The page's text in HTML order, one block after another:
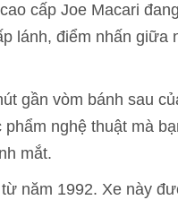
cấp Joe Macari
lánh, điểm nhấn giữa
gần vòm bánh sau
nghệ thuật mà
mắt.
năm 1992. Xe này